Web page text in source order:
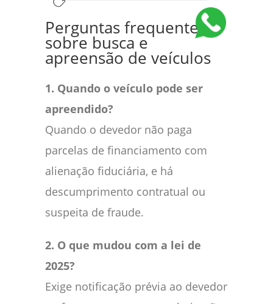
Perguntas frequentes
sobre busca e
apreensão de veículos
1. Quando o veículo pode ser
apreendido?
Quando o devedor não paga
parcelas de financiamento com
alienação fiduciária, e há
descumprimento contratual ou
suspeita de fraude.
2. O que mudou com a lei de
2025?
Exige notificação prévia ao devedor